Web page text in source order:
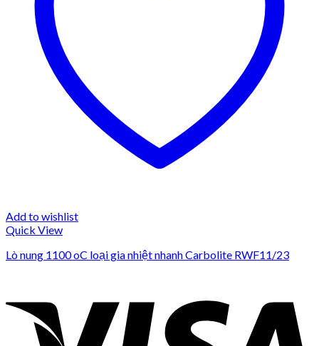
Add to wishlist
Quick View
Lò nung 1100 oC loại gia nhiệt nhanh Carbolite RWF11/23